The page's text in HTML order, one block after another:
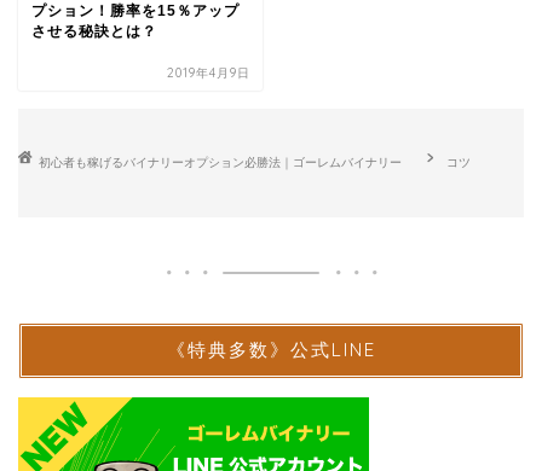
プション！勝率を15％アップ
させる秘訣とは？
2019年4月9日
初心者も稼げるバイナリーオプション必勝法｜ゴーレムバイナリー コツ
《特典多数》公式LINE